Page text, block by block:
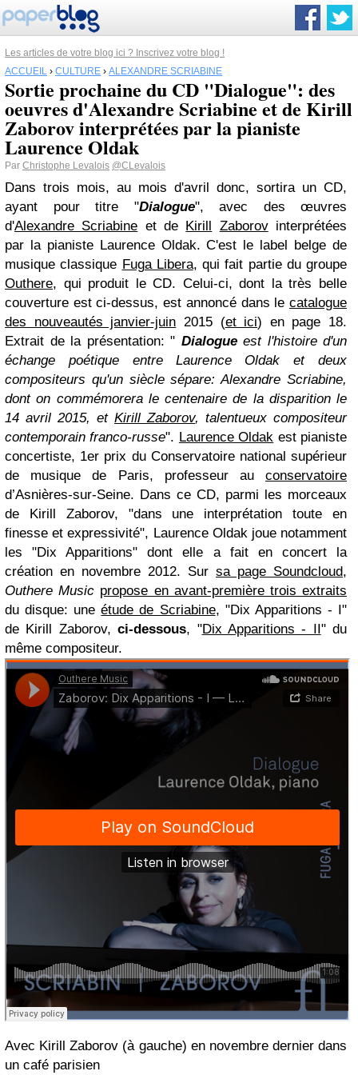
Les articles de votre blog ici ? Inscrivez votre blog !
ACCUEIL › CULTURE › ALEXANDRE SCRIABINE
Sortie prochaine du CD "Dialogue": des
oeuvres d'Alexandre Scriabine et de Kirill
Zaborov interprétées par la pianiste
Laurence Oldak
Par Christophe Levalois @CLevalois
Dans trois mois, au mois d'avril donc, sortira un CD,
ayant pour titre "Dialogue", avec des œuvres
d'Alexandre Scriabine et de Kirill Zaborovinterprétées
par la pianiste Laurence Oldak. C'est le label belge de
musique classique Fuga Libera, qui fait partie du groupe
Outhere, qui produit le CD. Celui-ci, dont la très belle
couverture est ci-dessus, est annoncé dans le catalogue
des nouveautés janvier-juin 2015 (et ici) en page 18.
Extrait de la présentation: " Dialogueest l'histoire d'un
échange poétique entre Laurence Oldak et deux
compositeurs qu'un siècle sépare: Alexandre Scriabine,
dont on commémorera le centenaire de la disparition le
14 avril 2015, et Kirill Zaborov, talentueux compositeur
contemporain franco-russe". Laurence Oldak est pianiste
concertiste, 1er prix du Conservatoire national supérieur
de musique de Paris, professeur au conservatoire
d’Asnières-sur-Seine. Dans ce CD, parmi les morceaux
de Kirill Zaborov, "dans une interprétation toute en
finesse et expressivité", Laurence Oldak joue notamment
les "Dix Apparitions" dont elle a fait en concert la
création en novembre 2012. Sur sa page Soundcloud,
Outhere Music propose en avant-première trois extraits
du disque: uneétude de Scriabine, "Dix Apparitions - I"
de Kirill Zaborov,ci-dessous, "Dix Apparitions - II" du
même compositeur.
Avec Kirill Zaborov (à gauche) en novembre dernier dans
un café parisien